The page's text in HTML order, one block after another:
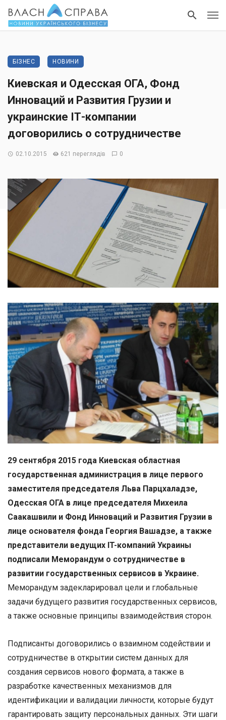
БІЗНЕС НОВИНИ
Киевская и Одесская ОГА, Фонд
Инноваций и Развития Грузии и
украинские ІТ-компании
договорились о сотрудничестве
02.10.2015 621 переглядів 0
29 сентября 2015 года Киевская областная
государственная администрация в лице первого
заместителя председателя Льва Парцхаладзе,
Одесская ОГА в лице председателя Михеила
Саакашвили и Фонд Инноваций и Развития Грузии в
лице основателя фонда Георгия Вашадзе, а также
представители ведущих IT-компаний Украины
подписали Меморандум о сотрудничестве в
развитии государственных сервисов в Украине.
Меморандум задекларировал цели и глобальные
задачи будущего развития государственных сервисов,
а также основные принципы взаимодействия сторон.
Подписанты договорились о взаимном содействии и
сотрудничестве в открытии систем данных для
создания сервисов нового формата, а также в
разработке качественных механизмов для
идентификации и валидации личности, которые будут
гарантировать защиту персональных данных. Эти шаги